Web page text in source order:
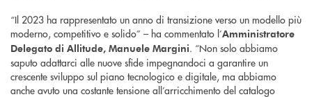
“Il 2023 ha rappresentato un anno di transizione verso un modello più
moderno, competitivo e solido” – ha commentato l’Amministratore
Delegato di Allitude, Manuele Margini. “Non solo abbiamo
saputo adattarci alle nuove sfide impegnandoci a garantire un
crescente sviluppo sul piano tecnologico e digitale, ma abbiamo
anche avuto una costante tensione all’arricchimento del catalogo